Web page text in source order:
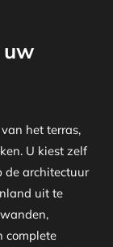
uw
het terras,
U kiest zelf
de architectuur
uit te
complete